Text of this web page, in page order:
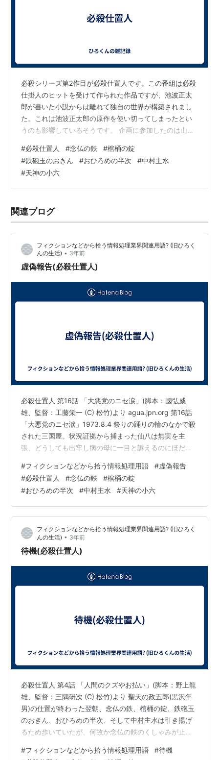
必殺シリーズ第2作目が必殺仕置人です。この番組は必殺
仕掛人のヒットを受けて作られた作品ですが、池波正太
郎が書いた小説からは離れて独自の世界が構築されまし
た。これは池波正太郎の原作を使い切ってしまったとい
うのも影響しているそうです。 企画に参加したのは山内
との繋がりから紹介された脚本家の野上龍雄さんでし
た。そして必殺仕掛人も書いていた安倍徹郎さんと国弘
威雄さんなども参加したようです。 主人公は念仏の鉄。
坊主頭という風体は藤枝梅安を踏まえたものでしょう。
坊主頭ということから元僧侶という設定が付け加え…
#必殺仕置人 #念仏の鉄 #棺桶の錠
#鉄砲玉のおきん #おひろめの半次 #中村主水
#天神の小六
関連ブログ
フィクションなどから拾う情報処理業界関連用語? (旧ひろく
んの生活) • 3年前
虚偽報告(必殺仕置人)
必殺仕置人 第16話 「大悪党のニセ涙」(脚本：國弘威
雄、監督：工藤栄一 (C) 松竹)より agua.jpn.org 第16話
「大悪党のニセ涙」1973.8.4 祭りの踊りの輪のなかで殺
された三国屋。状況証拠から捕まった仙八は無実を主
張、どうしても出牢し病の母に一目と訴えるのにほださ
けで牢に火を誘い緊急解き放ちにさせる。しかし仙八は
真犯人のうえ奪った金が気になって確認したいがための
涙芝居、隠し金を掠めた弟分に無体を働き老母も殴打す
る始末。顔を潰されたと激怒の小六(自尊心が強いって自
分で言う)は鉄に大金を渡し仕置を依頼、囚人集合場所の
回向院内陣…
#フィクションなどから拾う情報処理用語 #虚偽報告
#必殺仕置人 #念仏の鉄 #棺桶の錠
#おひろめの半次 #中村主水 #天神の小六
フィクションなどから拾う情報処理業界関連用語? (旧ひろく
んの生活) • 3年前
待機(必殺仕置人)
必殺仕置人 第4話 「人間のクズやお払い」(脚本：野上龍
雄、監督：三隅研次 (C) 松竹)より 聖天の政五郎(黒沢年
男)の仕置が終わった翌朝、念仏の鉄、棺桶の錠、鉄砲玉
のおきん、おひろめの半次、そして中村主水は引き揚げ
るため歩いていたが、何故か念仏の鉄のくしゃみが止ま
ん「ちょっと、なんか聞こえない?」 そこで錠が先に走っ
#フィクションなどから拾う情報処理用語 #待機